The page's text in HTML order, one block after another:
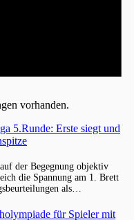
vorhanden.
5.Runde: Erste siegt und
der Begegnung objektiv
die Spannung am 1. Brett
als…
für Spieler mit